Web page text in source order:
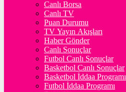
% 0.02
GRAM ALTIN
%1,35
%1,32
Canlı Borsa
Canlı TV
Puan Durumu
TV Yayın Akışları
Haber Gönder
Canlı Sonuçlar
Futbol Canlı Sonuçlar
Basketbol Canlı Sonuçlar
Basketbol İddaa Programı
Futbol İddaa Programı